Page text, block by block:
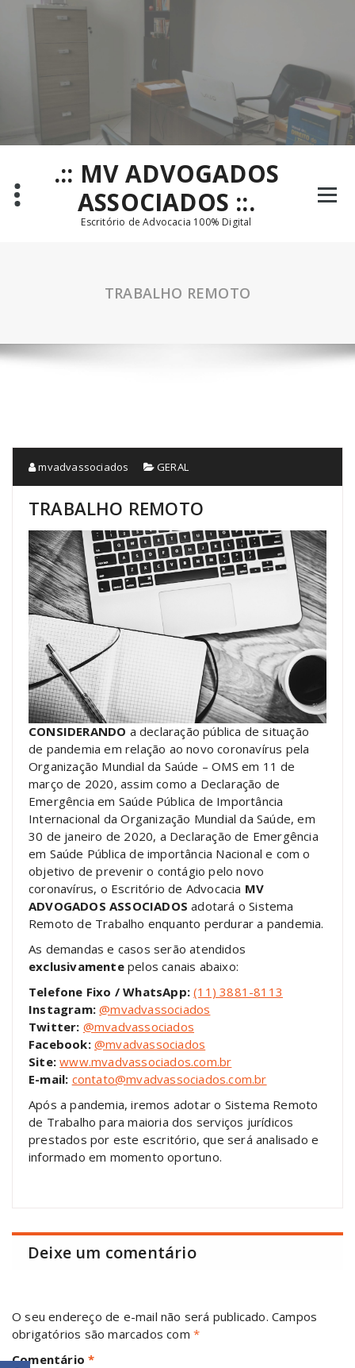
.:: MV ADVOGADOS
ASSOCIADOS ::.
Escritório de Advocacia 100% Digital
TRABALHO REMOTO
mvadvassociados GERAL
TRABALHO REMOTO
CONSIDERANDO a declaração pública de situação
de pandemia em relação ao novo coronavírus pela
Organização Mundial da Saúde – OMS em 11 de
março de 2020, assim como a Declaração de
Emergência em Saúde Pública de Importância
Internacional da Organização Mundial da Saúde, em
30 de janeiro de 2020, a Declaração de Emergência
em Saúde Pública de importância Nacional e com o
objetivo de prevenir o contágio pelo novo
coronavírus, o Escritório de Advocacia MV
ADVOGADOS ASSOCIADOS adotará o Sistema
Remoto de Trabalho enquanto perdurar a pandemia.
As demandas e casos serão atendidos
exclusivamente pelos canais abaixo:
Telefone Fixo / WhatsApp: (11) 3881-8113
Instagram: @mvadvassociados
Twitter: @mvadvassociados
Facebook: @mvadvassociados
Site: www.mvadvassociados.com.br
E-mail: contato@mvadvassociados.com.br
Após a pandemia, iremos adotar o Sistema Remoto
de Trabalho para maioria dos serviços jurídicos
prestados por este escritório, que será analisado e
informado em momento oportuno.
Deixe um comentário
O seu endereço de e-mail não será publicado. Campos
obrigatórios são marcados com *
Comentário*